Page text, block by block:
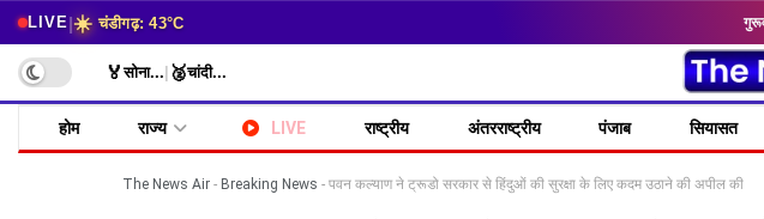
LIVE|☀️ चंडीगढ़: 43°C
🏅सोना... 🥈चांदी...
होम राज्य LIVE राष्ट्रीय अंतरराष्ट्रीय पंजाब सियासत
The News Air - Breaking News - पवन कल्याण ने ट्रूडो सरकार से हिंदुओं की सुरक्षा के लिए कदम उठाने की अपील की